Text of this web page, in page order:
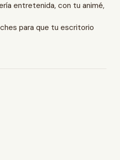
entretenida, con tu animé,
para que tu escritorio